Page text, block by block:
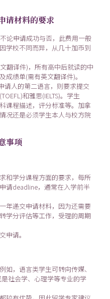
材料的要求
论申请成功与否，此费用一般
学校不同而异，从几十加币到
翻译件)，所有高中后就读的中
成绩单(需有英文翻译件)。
请人的第二语言，则要求提交
和雅思(IELTS)。学生
课程描述，评分标准等。加拿
况还是必须学生本人与校方院
事项
和学分课程方面的要求，每所
请deadline，通常在入学前半
年递交申请材料，因为还需要
学分评估等工作，受理的周期
申请。
如，语言类学生可转向传媒、
社会学、心理学等专业的学